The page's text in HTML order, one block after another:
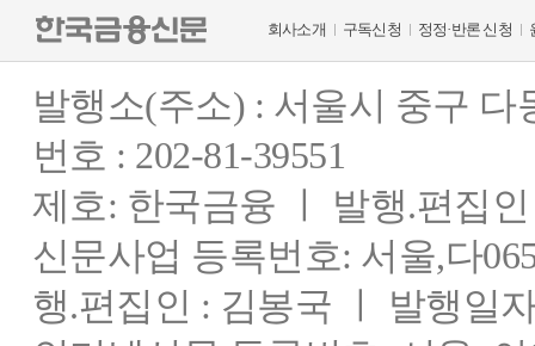
회사소개 구독신청 정정·반론 신청
발행소(주소) : 서울시 중구
번호 : 202-81-39551
제호: 한국금융 ㅣ 발행.편집
신문사업 등록번호: 서울,다
행.편집인 : 김봉국 ㅣ 발행일